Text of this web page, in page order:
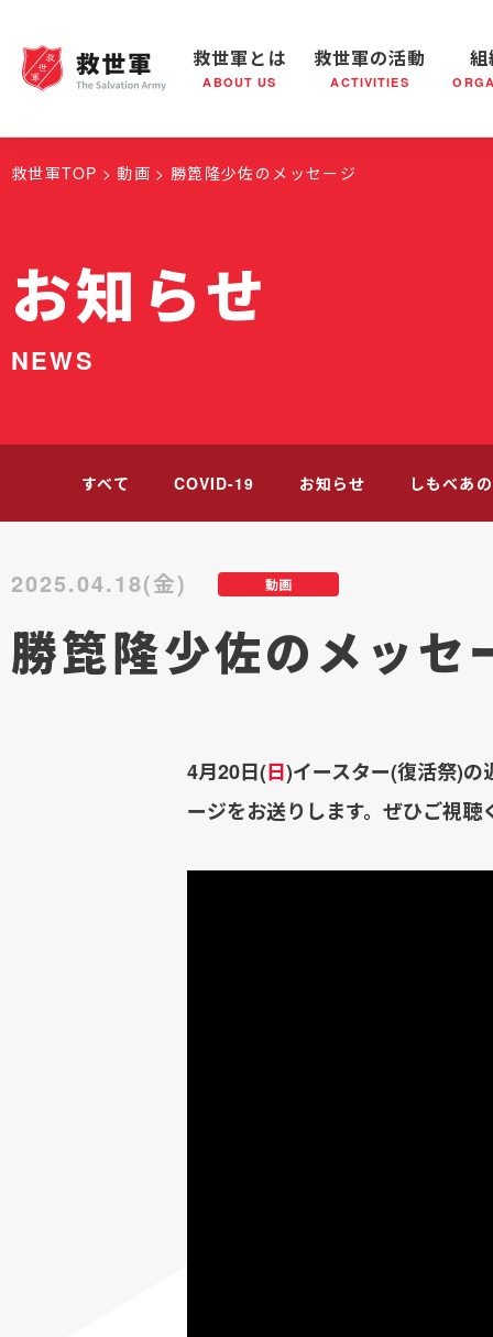
救世軍とは
ABOUT US
救世軍とは 世界が抱えている社会問題 救世軍
救世軍の活動
ACTIVITIES
救世軍の活動 社会鍋
組織概要
救世軍TOP 動画 勝箆隆少佐のメッセージ
お知らせ
NEWS
すべて COVID-19 お知らせ しもべあ
動画
2025.04.18(金)
勝箆隆少佐のメッセ
4月20日(日)イースター(復活祭)
ージをお送りします。ぜひご視聴